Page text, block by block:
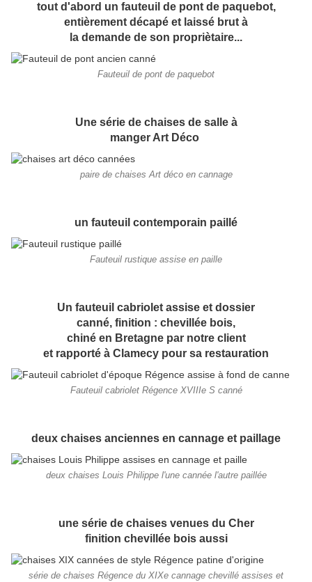
tout d'abord un fauteuil de pont de paquebot,
entièrement décapé et laissé brut à
la demande de son propriètaire...
Fauteuil de pont de paquebot
Une série de chaises de salle à
manger Art Déco
paire de chaises Art déco en cannage
un fauteuil contemporain paillé
Fauteuil rustique assise en paille
Un fauteuil cabriolet assise et dossier
canné, finition : chevillée bois,
chiné en Bretagne par notre client
et rapporté à Clamecy pour sa restauration​​
Fauteuil cabriolet Régence XVIIIe S canné
deux chaises anciennes en cannage et paillage
deux chaises Louis Philippe l'une cannée l'autre paillée
une série de chaises venues du Cher
finition chevillée bois aussi
série de chaises Régence du XIXe cannage chevillé assises et